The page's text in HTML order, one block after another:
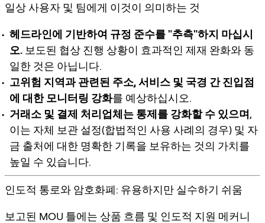
일상 사용자 및 팀에게 이것이 의미하는 것
헤드라인에 기반하여 규정 준수를 "추측"하지 마십시
오. 보도된 협상 진행 상황이 효과적인 제재 완화와 동
일한 것은 아닙니다.
고위험 지역과 관련된 주소, 서비스 및 국경 간 진입점
에 대한 모니터링 강화를 예상하십시오.
거래소 및 결제 처리업체는 통제를 강화할 수 있으며,
이는 자체 보관 설정(합법적인 사용 사례의 경우) 및 자
금 출처에 대한 명확한 기록을 보유하는 것의 가치를
높일 수 있습니다.
인도적 통로와 암호화폐: 유용하지만 실수하기 쉬움
보고된 MOU 틀에는 상품 흐름 및 인도적 지원 메커니